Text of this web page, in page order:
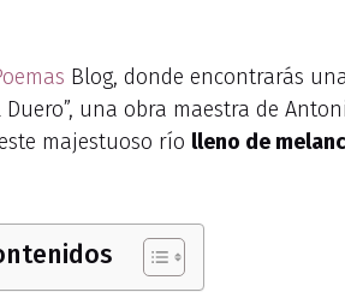
Blog, donde encontrarás
una obra maestra de
majestuoso río lleno de